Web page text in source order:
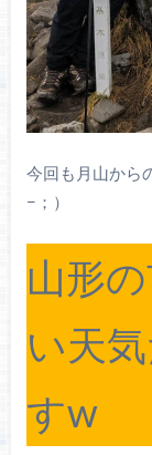
今回も月山から
−；）
山形
い天
すw